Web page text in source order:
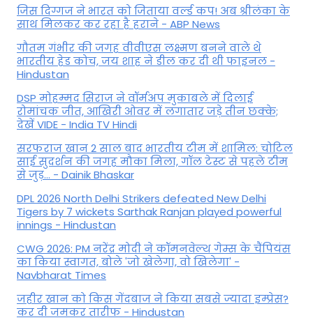
जिस दिग्गज ने भारत को जिताया वर्ल्ड कप! अब श्रीलंका के
साथ मिलकर कर रहा है हराने - ABP News
गौतम गंभीर की जगह वीवीएस लक्ष्मण बनने वाले थे
भारतीय हेड कोच, जय शाह ने डील कर दी थी फाइनल -
Hindustan
DSP मोहम्मद सिराज ने वॉर्मअप मुकाबले में दिलाई
रोमांचक जीत, आखिरी ओवर में लगातार जड़े तीन छक्के;
देखें VIDE - India TV Hindi
सरफराज खान 2 साल बाद भारतीय टीम में शामिल: चोटिल
साई सुदर्शन की जगह मौका मिला, गॉल टेस्ट से पहले टीम
से जुड़... - Dainik Bhaskar
DPL 2026 North Delhi Strikers defeated New Delhi
Tigers by 7 wickets Sarthak Ranjan played powerful
innings - Hindustan
CWG 2026: PM नरेंद्र मोदी ने कॉमनवेल्थ गेम्स के चैंपियंस
का किया स्वागत, बोले 'जो खेलेगा, वो खिलेगा' -
Navbharat Times
जहीर खान को किस गेंदबाज ने किया सबसे ज्यादा इम्प्रेस?
कर दी जमकर तारीफ - Hindustan